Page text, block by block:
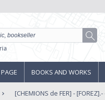
BOOKS AND WORKS
[CHEMIONS de FER] -